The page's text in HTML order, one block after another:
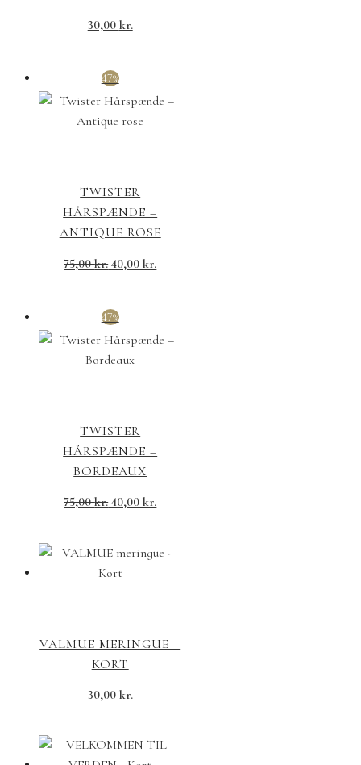
30,00 kr.
47%
TWISTER
HÅRSPÆNDE –
ANTIQUE ROSE
75,00kr.Den
var:
75,00 kr..
40,00kr.Den
40,00 kr..
47%
TWISTER
HÅRSPÆNDE –
BORDEAUX
75,00kr.Den
var:
75,00 kr..
40,00kr.Den
er:
VALMUE MERINGUE –
KORT
30,00 kr.